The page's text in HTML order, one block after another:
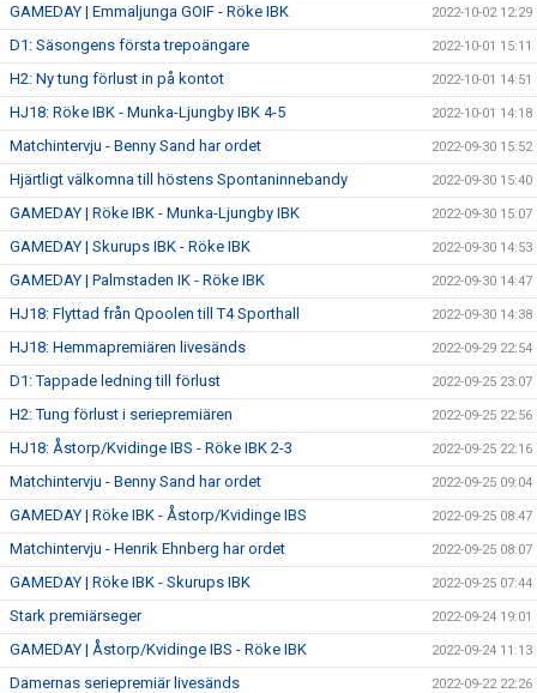
GAMEDAY | Emmaljunga GOIF - Röke IBK 2022-10-02 12:29
D1: Säsongens första trepoängare 2022-10-01 15:11
H2: Ny tung förlust in på kontot 2022-10-01 14:51
HJ18: Röke IBK - Munka-Ljungby IBK 4-5 2022-10-01 14:18
Matchintervju - Benny Sand har ordet 2022-09-30 15:52
Hjärtligt välkomna till höstens Spontaninnebandy 2022-09-30 15:40
GAMEDAY | Röke IBK - Munka-Ljungby IBK 2022-09-30 15:07
GAMEDAY | Skurups IBK - Röke IBK 2022-09-30 14:53
GAMEDAY | Palmstaden IK - Röke IBK 2022-09-30 14:47
HJ18: Flyttad från Qpoolen till T4 Sporthall 2022-09-30 14:38
HJ18: Hemmapremiären livesänds 2022-09-29 22:54
D1: Tappade ledning till förlust 2022-09-25 23:07
H2: Tung förlust i seriepremiären 2022-09-25 22:56
HJ18: Åstorp/Kvidinge IBS - Röke IBK 2-3 2022-09-25 22:16
Matchintervju - Benny Sand har ordet 2022-09-25 09:04
GAMEDAY | Röke IBK - Åstorp/Kvidinge IBS 2022-09-25 08:47
Matchintervju - Henrik Ehnberg har ordet 2022-09-25 08:07
GAMEDAY | Röke IBK - Skurups IBK 2022-09-25 07:44
Stark premiärseger 2022-09-24 19:01
GAMEDAY | Åstorp/Kvidinge IBS - Röke IBK 2022-09-24 11:13
Damernas seriepremiär livesänds 2022-09-22 22:26